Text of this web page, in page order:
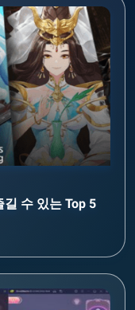
수 있는 Top 5